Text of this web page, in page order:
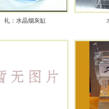
礼：水晶烟灰缸